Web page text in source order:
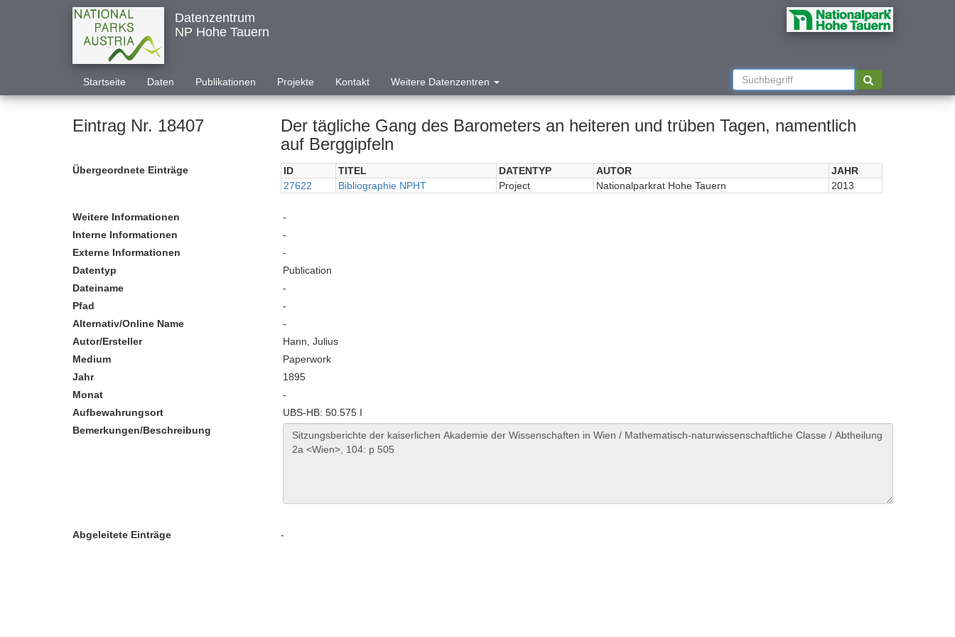
Datenzentrum
NP Hohe Tauern
Startseite Daten Publikationen Projekte Kontakt Weitere Datenzentren
Eintrag Nr. 18407
Der tägliche Gang des Barometers an heiteren und trüben Tagen, namentlich
auf Berggipfeln
Übergeordnete Einträge ID TITEL DATENTYP AUTOR
JAHR
27622
Bibliographie NPHT Project Nationalparkrat Hohe Tauern 2013
Weitere Informationen
-
Interne Informationen
-
Externe Informationen
-
Datentyp
Publication
Dateiname
-
Pfad
-
Alternativ/Online Name
-
Autor/Ersteller
Hann, Julius
Medium
Paperwork
Jahr
1895
Monat
-
Aufbewahrungsort
UBS-HB: 50.575 I
Bemerkungen/Beschreibung
Abgeleitete Einträge -